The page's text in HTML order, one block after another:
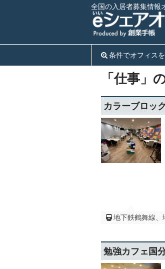
全国の入居者募集情報
条件でオフィス
「仕事」
カラーブロッ
地下鉄鶴舞線、
勉強カフェ国